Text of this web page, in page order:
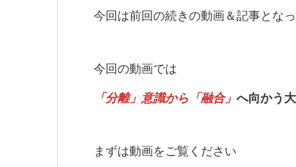
今回は前回の続きの動画＆記事とな
今回の動画では
「分離」意識から「融合」 へ向かう
まずは動画をご覧ください